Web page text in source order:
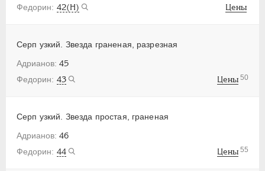
42(Н)
Цены
Серп узкий. Звезда граненая, разрезная
45
43
Цены 50
Серп узкий. Звезда простая, граненая
46
44
Цены 55